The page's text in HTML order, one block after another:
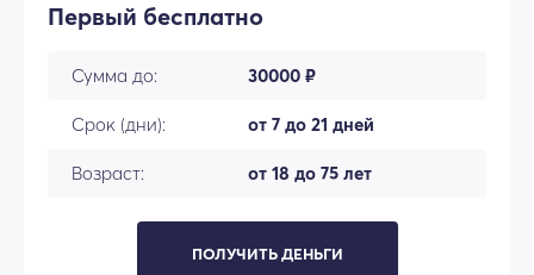
Первый бесплатно
Сумма до: 30000 ₽
Срок (дни): от 7 до 21 дней
Возраст: от 18 до 75 лет
ПОЛУЧИТЬ ДЕНЬГИ